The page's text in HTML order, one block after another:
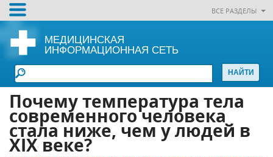
ВСЕ РАЗДЕЛЫ
МЕДИЦИНСКАЯ
ИНФОРМАЦИОННАЯ СЕТЬ
Почему температура тела
современного человека
стала ниже, чем у людей в
XIX веке?